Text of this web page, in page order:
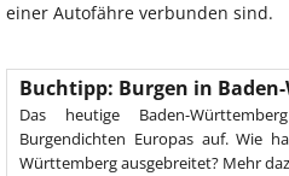
einer Autofähre verbunden sind.
Buchtipp: Burgen in
Das heutige Baden-
Burgendichten Europas auf. Wie
Württemberg ausgebreitet? Mehr